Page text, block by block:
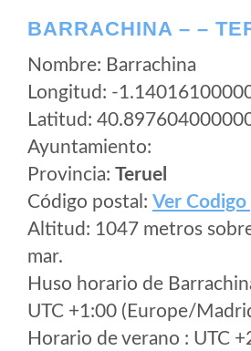
BARRACHINA – –
Nombre: Barrachina
Longitud: -
Latitud:
Ayuntamiento:
Provincia: Teruel
Código postal: Ver Codigo
Altitud: 1047 metros
mar.
Huso horario de
UTC +1:00 (Europe/
Horario de verano : UTC